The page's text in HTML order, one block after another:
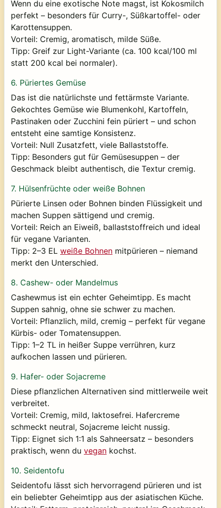
Wenn du eine exotische Note magst, ist Kokosmilch
perfekt – besonders für Curry-, Süßkartoffel- oder
Karottensuppen.
Vorteil: Cremig, aromatisch, milde Süße.
Tipp: Greif zur Light-Variante (ca. 100 kcal/100 ml
statt 200 kcal bei normaler).
6. Püriertes Gemüse
Das ist die natürlichste und fettärmste Variante.
Gekochtes Gemüse wie Blumenkohl, Kartoffeln,
Pastinaken oder Zucchini fein püriert – und schon
entsteht eine samtige Konsistenz.
Vorteil: Null Zusatzfett, viele Ballaststoffe.
Tipp: Besonders gut für Gemüsesuppen – der
Geschmack bleibt authentisch, die Textur cremig.
7. Hülsenfrüchte oder weiße Bohnen
Pürierte Linsen oder Bohnen binden Flüssigkeit und
machen Suppen sättigend und cremig.
Vorteil: Reich an Eiweiß, ballaststoffreich und ideal
für vegane Varianten.
Tipp: 2–3 EL weiße Bohnen mitpürieren – niemand
merkt den Unterschied.
8. Cashew- oder Mandelmus
Cashewmus ist ein echter Geheimtipp. Es macht
Suppen sahnig, ohne sie schwer zu machen.
Vorteil: Pflanzlich, mild, cremig – perfekt für vegane
Kürbis- oder Tomatensuppen.
Tipp: 1–2 TL in heißer Suppe verrühren, kurz
aufkochen lassen und pürieren.
9. Hafer- oder Sojacreme
Diese pflanzlichen Alternativen sind mittlerweile weit
verbreitet.
Vorteil: Cremig, mild, laktosefrei. Hafercreme
schmeckt neutral, Sojacreme leicht nussig.
Tipp: Eignet sich 1:1 als Sahneersatz – besonders
praktisch, wenn du vegan kochst.
10. Seidentofu
Seidentofu lässt sich hervorragend pürieren und ist
ein beliebter Geheimtipp aus der asiatischen Küche.